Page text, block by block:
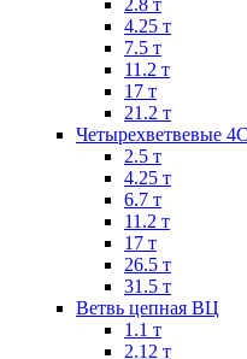
2.8 т
4.25 т
7.5 т
11.2 т
17 т
21.2 т
Четырехветвевые
2.5 т
4.25 т
6.7 т
11.2 т
17 т
26.5 т
31.5 т
Ветвь цепная ВЦ
1.1 т
2.12 т